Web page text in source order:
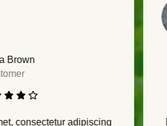
Brown
consectetur adipiscing